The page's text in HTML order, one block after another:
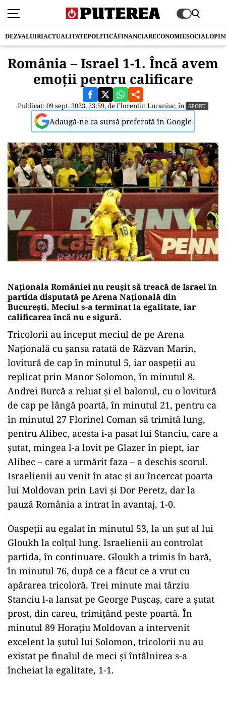
DEZVALUIRIACTUALITATEPOLITICĂFINANCIARECONOMIESOCIAL
România – Israel 1-1. Încă avem
emoții pentru calificare
Publicat: 09 sept. 2023, 23:59, deFlorentin Lucaniuc, în SPORT
Adaugă-ne ca sursă preferată în Google
Naționala României nu reușit să treacă de Israel în
partida disputată pe Arena Națională din
București. Meciul s-a terminat la egalitate, iar
calificarea încă nu e sigură.
Tricolorii au început meciul de pe Arena
Naţională cu şansa ratată de Răzvan Marin,
lovitură de cap în minutul 5, iar oaspeţii au
replicat prin Manor Solomon, în minutul 8.
Andrei Burcă a reluat şi el balonul, cu o lovitură
de cap pe lângă poartă, în minutul 21, pentru ca
în minutul 27 Florinel Coman să trimită lung,
pentru Alibec, acesta i-a pasat lui Stanciu, care a
şutat, mingea l-a lovit pe Glazer în piept, iar
Alibec – care a urmărit faza – a deschis scorul.
Israelienii au venit în atac şi au încercat poarta
lui Moldovan prin Lavi şi Dor Peretz, dar la
pauză România a intrat în avantaj, 1-0.
Oaspeţii au egalat în minutul 53, la un şut al lui
Gloukh la colţul lung. Israelienii au controlat
partida, în continuare. Gloukh a trimis în bară,
în minutul 76, după ce a făcut ce a vrut cu
apărarea tricoloră. Trei minute mai târziu
Stanciu l-a lansat pe George Puşcaş, care a şutat
prost, din careu, trimiţând peste poartă. În
minutul 89 Horaţiu Moldovan a intervenit
excelent la şutul lui Solomon, tricolorii nu au
existat pe finalul de meci şi întâlnirea s-a
încheiat la egalitate, 1-1.